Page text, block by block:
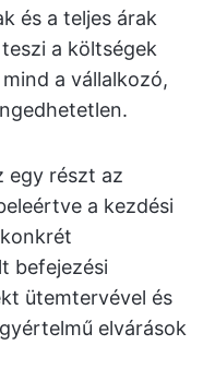
és a teljes árak
a költségek
a vállalkozó,
egy részt az
a kezdési
befejezési
ütemtervével és
elvárások